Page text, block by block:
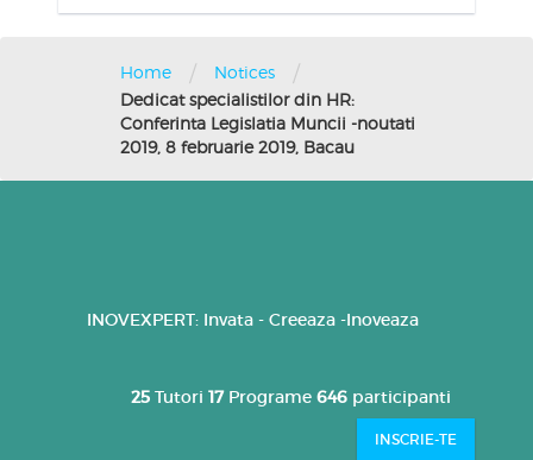
Home / Notices /
Dedicat specialistilor din HR:
Conferinta Legislatia Muncii -noutati
2019, 8 februarie 2019, Bacau
INOVEXPERT: Invata - Creeaza -Inoveaza
25 Tutori17 Programe646 participanti
INSCRIE-TE